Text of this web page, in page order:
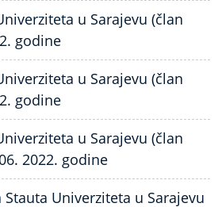
u Sarajevu (član
godine
u Sarajevu (član
godine
u Sarajevu (član
2022. godine
Univerziteta u Sarajevu